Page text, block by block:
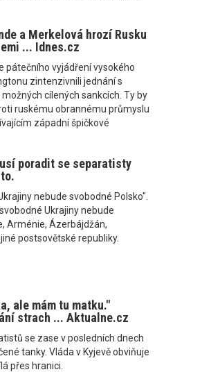
a Merkelová hrozí Rusku
... Idnes.cz
pátečního vyjádření vysokého
zintenzivnili jednání s
možných cílených sankcích. Ty by
ruskému obrannému průmyslu
západní špičkové
poradit se separatisty
nebude svobodné Polsko".
Ukrajiny nebude
Arménie, Ázerbájdžán,
postsovětské republiky.
ale mám tu matku."
strach ... Aktualne.cz
se zase v posledních dnech
tanky. Vláda v Kyjevě obviňuje
přes hranici.